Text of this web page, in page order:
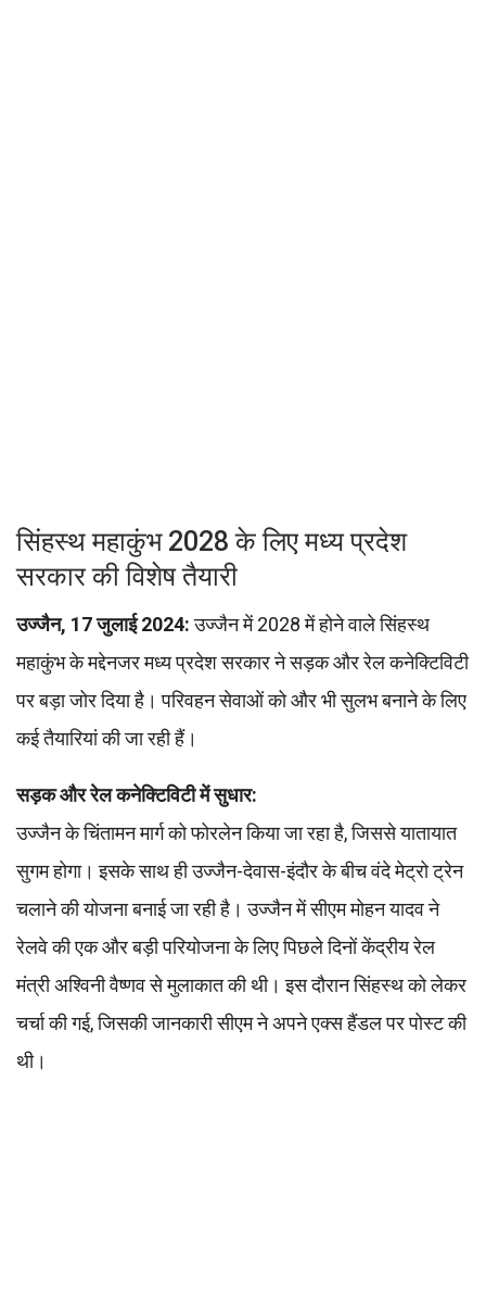
सिंहस्थ महाकुंभ 2028 के लिए मध्य प्रदेश
सरकार की विशेष तैयारी
उज्जैन, 17 जुलाई 2024:उज्जैन में 2028 में होने वाले सिंहस्थ
महाकुंभ के मद्देनजर मध्य प्रदेश सरकार ने सड़क और रेल कनेक्टिविटी
पर बड़ा जोर दिया है। परिवहन सेवाओं को और भी सुलभ बनाने के लिए
कई तैयारियां की जा रही हैं।
सड़क और रेल कनेक्टिविटी में सुधार:
उज्जैन के चिंतामन मार्ग को फोरलेन किया जा रहा है, जिससे यातायात
सुगम होगा। इसके साथ ही उज्जैन-देवास-इंदौर के बीच वंदे मेट्रो ट्रेन
चलाने की योजना बनाई जा रही है। उज्जैन में सीएम मोहन यादव ने
रेलवे की एक और बड़ी परियोजना के लिए पिछले दिनों केंद्रीय रेल
मंत्री अश्विनी वैष्णव से मुलाकात की थी। इस दौरान सिंहस्थ को लेकर
चर्चा की गई, जिसकी जानकारी सीएम ने अपने एक्स हैंडल पर पोस्ट की
थी।